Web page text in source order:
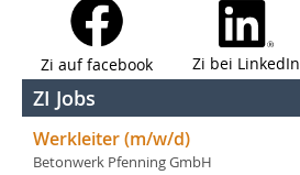
Zi auf facebook Zi bei LinkedIn
ZI Jobs
Werkleiter (m/w/d)
Betonwerk Pfenning GmbH